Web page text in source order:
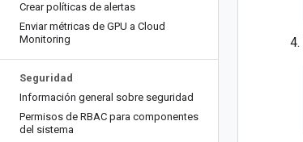
Crear políticas de alertas
Enviar métricas de GPU a Cloud
Monitoring
Seguridad
Información general sobre seguridad
Permisos de RBAC para componentes
del sistema